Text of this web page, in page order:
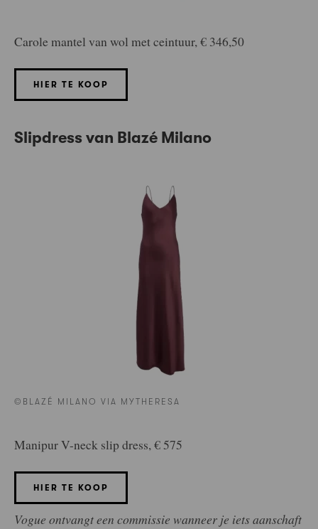
Carole mantel van wol met ceintuur, € 346,50
HIER TE KOOP
Slipdress van Blazé Milano
©BLAZÉ MILANO VIA MYTHERESA
Manipur V-neck slip dress, € 575
HIER TE KOOP
Vogue ontvangt een commissie wanneer je iets aanschaft